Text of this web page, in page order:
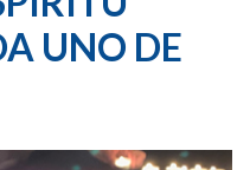
UNO DE